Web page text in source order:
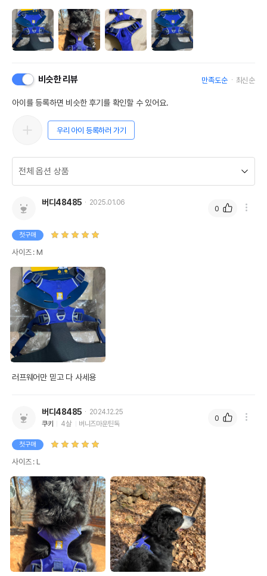
2
비슷한 리뷰 만족도순 최신순
아이를 등록하면 비슷한 후기를 확인할 수 있어요.
우리 아이 등록하러 가기
버디48485 2025.01.06
첫구매
사이즈 : M
러프웨어만 믿고 다 사세용
0
버디48485
2024.12.25
쿠키
4살 버니즈마운틴독
첫구매
사이즈 : L
0